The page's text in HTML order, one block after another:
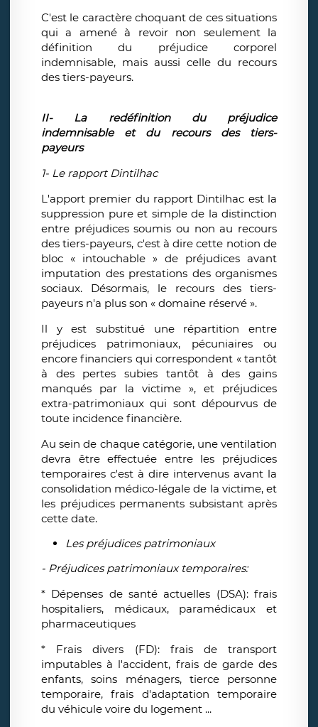
C'est le caractère choquant de ces situations
qui a amené à revoir non seulement la
définition du préjudice corporel
indemnisable, mais aussi celle du recours
des tiers-payeurs.
II- La redéfinition du préjudice
indemnisable et du recours des tiers-
payeurs
1- Le rapport Dintilhac
L'apport premier du rapport Dintilhac est la
suppression pure et simple de la distinction
entre préjudices soumis ou non au recours
des tiers-payeurs, c'est à dire cette notion de
bloc « intouchable » de préjudices avant
imputation des prestations des organismes
sociaux. Désormais, le recours des tiers-
payeurs n'a plus son « domaine réservé ».
Il y est substitué une répartition entre
préjudices patrimoniaux, pécuniaires ou
encore financiers qui correspondent « tantôt
à des pertes subies tantôt à des gains
manqués par la victime », et préjudices
extra-patrimoniaux qui sont dépourvus de
toute incidence financière.
Au sein de chaque catégorie, une ventilation
devra être effectuée entre les préjudices
temporaires c'est à dire intervenus avant la
consolidation médico-légale de la victime, et
les préjudices permanents subsistant après
cette date.
Les préjudices patrimoniaux
- Préjudices patrimoniaux temporaires:
* Dépenses de santé actuelles (DSA): frais
hospitaliers, médicaux, paramédicaux et
pharmaceutiques
* Frais divers (FD): frais de transport
imputables à l'accident, frais de garde des
enfants, soins ménagers, tierce personne
temporaire, frais d'adaptation temporaire
du véhicule voire du logement ...